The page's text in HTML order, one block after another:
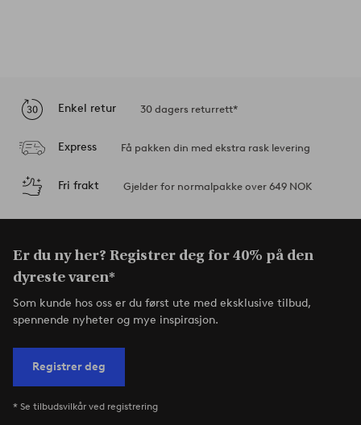
Enkel retur 30 dagers returrett*
Express Få pakken din med ekstra rask levering
Fri frakt Gjelder for normalpakke over 649 NOK
Er du ny her? Registrer deg for 40% på den
dyreste varen*
Som kunde hos oss er du først ute med eksklusive tilbud,
spennende nyheter og mye inspirasjon.
Registrer deg
* Se tilbudsvilkår ved registrering